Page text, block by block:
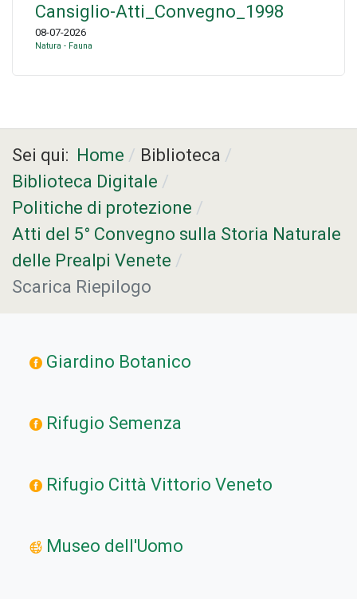
Cansiglio-Atti_Convegno_1998
08-07-2026
Natura - Fauna
Sei qui: Home
Biblioteca
Biblioteca Digitale
Politiche di protezione
Atti del 5° Convegno sulla Storia Naturale
delle Prealpi Venete
Scarica Riepilogo
Giardino Botanico
Rifugio Semenza
Rifugio Città Vittorio Veneto
Museo dell'Uomo